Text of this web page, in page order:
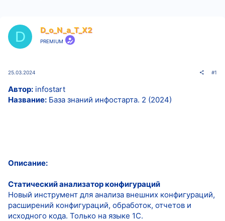
D D_o_N_a_T_X2
PREMIUM
25.03.2024 #1
Автор: infostart
Название: База знаний инфостарта. 2 (2024)
Описание:
Статический анализатор конфигураций
Новый инструмент для анализа внешних конфигураций,
расширений конфигураций, обработок, отчетов и
исходного кода. Только на языке 1С.